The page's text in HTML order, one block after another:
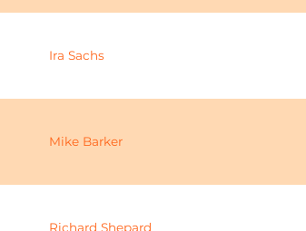
Ira Sachs
Mike Barker
Richard Shepard